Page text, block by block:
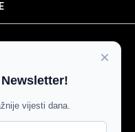
×
vijesti dana.